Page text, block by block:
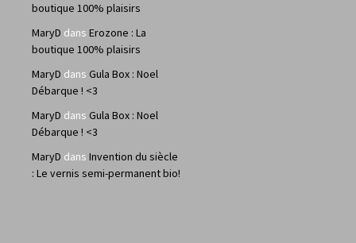
boutique 100% plaisirs
MaryD dans Erozone : La
boutique 100% plaisirs
MaryD dans Gula Box : Noel
Débarque ! <3
MaryD dans Gula Box : Noel
Débarque ! <3
MaryD dans Invention du siècle
: Le vernis semi-permanent bio!